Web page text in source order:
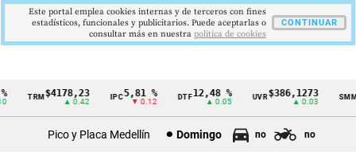
Cintillo
TRM$4178,23
▲ 0.42
5,81 %
▼ 0.12
DTF12,48 %
▲ 0.05
UVR$386,1273
▲ 0.03
SMMLV
Pico y Placa Medellín Domingo no no
Este portal emplea cookies internas y de terceros con fines
estadísticos, funcionales y publicitarios. Puede aceptarlas o
consultar más en nuestra politica de cookies
CONTINUAR